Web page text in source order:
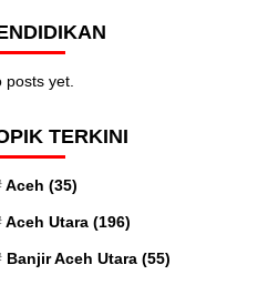
posts yet.
TERKINI
Aceh (35)
Aceh Utara (196)
Banjir Aceh Utara (55)